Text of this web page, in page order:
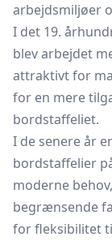
arbejdsmiljøer
I det 19.
blev arbejdet
attraktivt for
for en mere
bordstaffeliet.
I de senere år
bordstaffelier
moderne
begrænsende
for fleksibilitet